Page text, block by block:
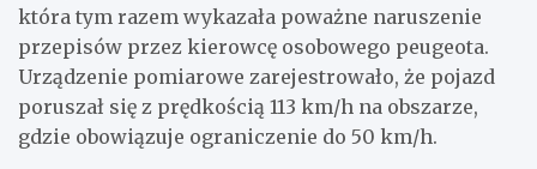
która tym razem wykazała poważne naruszenie
przepisów przez kierowcę osobowego peugeota.
Urządzenie pomiarowe zarejestrowało, że pojazd
poruszał się z prędkością 113 km/h na obszarze,
gdzie obowiązuje ograniczenie do 50 km/h.